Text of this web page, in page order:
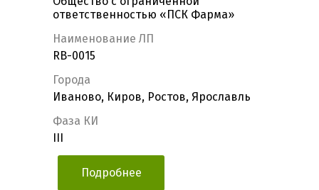
ответственностью «ПСК Фарма»
Наименование ЛП
RB-0015
Города
Иваново, Киров, Ростов, Ярославль
Фаза КИ
Подробнее